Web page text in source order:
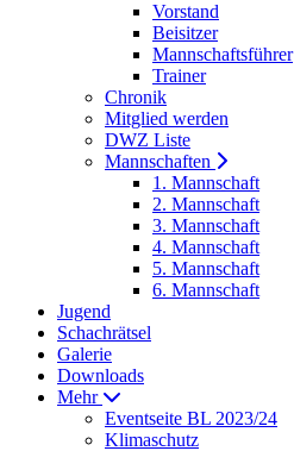
Vorstand
Beisitzer
Mannschaftsführer
Trainer
Chronik
Mitglied werden
DWZ Liste
Mannschaften
1. Mannschaft
2. Mannschaft
3. Mannschaft
4. Mannschaft
5. Mannschaft
6. Mannschaft
Jugend
Schachrätsel
Galerie
Downloads
Mehr
Eventseite BL 2023/24
Klimaschutz